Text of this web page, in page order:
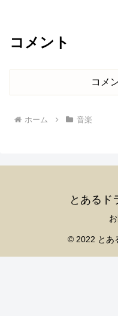
コメント
コメ
ホーム 音楽
とあるド
© 2022 とあ